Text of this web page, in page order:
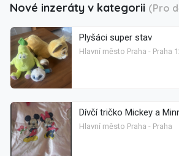
Nové inzeráty v kategorii (Pro
Plyšáci super stav
Hlavní město Praha - Praha
Dívčí tričko Mickey a
Hlavní město Praha - Praha